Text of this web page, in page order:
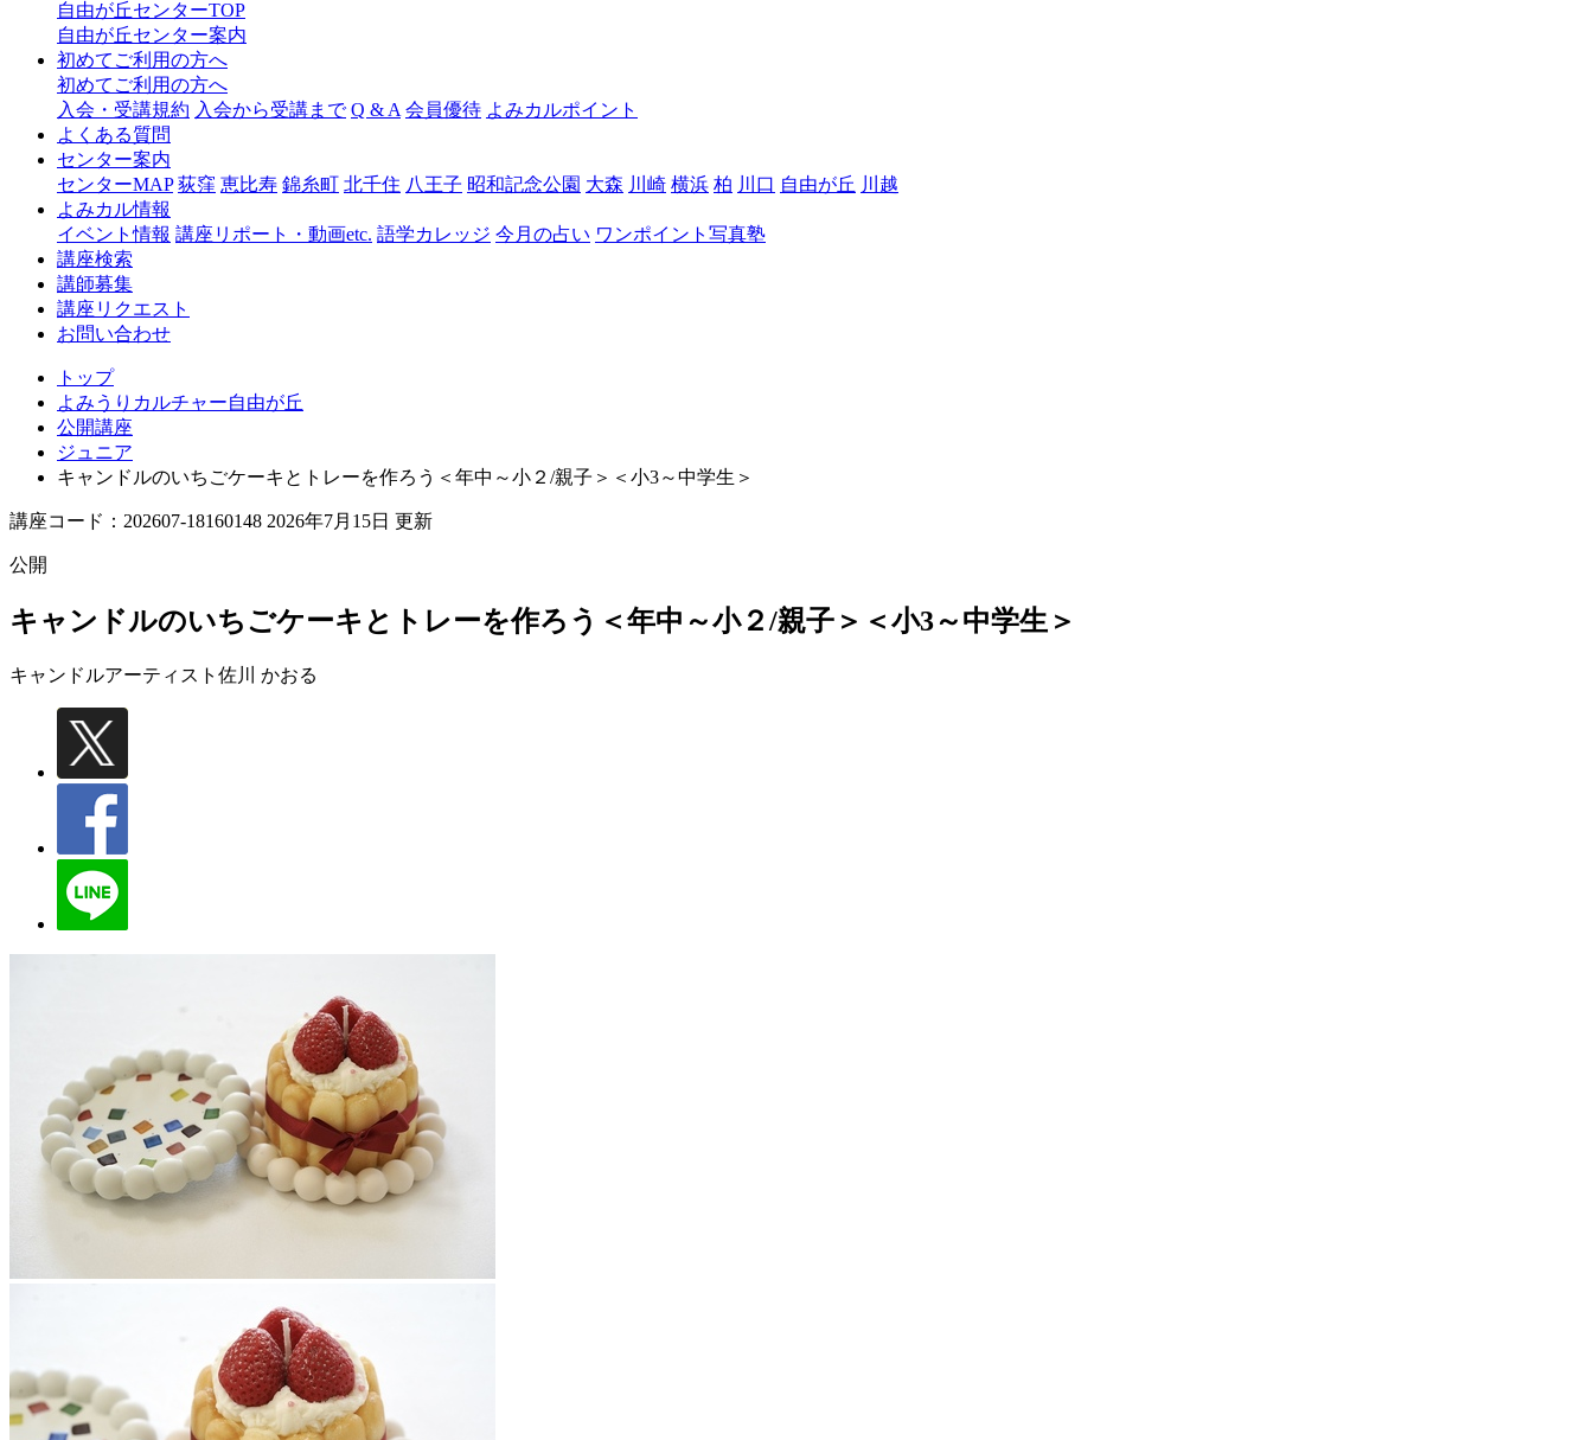
ャ
自
由
自由が丘センターTOP
自由が丘センター案内
初めてご利用の方へ
初めてご利用の方へ
入会・受講規約 入会から受講まで Q & A 会員優待 よみカルポイント
よくある質問
センター案内
センターMAP 荻窪 恵比寿 錦糸町 北千住 八王子 昭和記念公園 大森 川崎 横浜 柏 川口 自由が丘 川越
よみカル情報
イベント情報 講座リポート・動画etc. 語学カレッジ 今月の占い ワンポイント写真塾
講座検索
講師募集
講座リクエスト
お問い合わせ
トップ
よみうりカルチャー自由が丘
公開講座
ジュニア
キャンドルのいちごケーキとトレーを作ろう＜年中～小２/親子＞＜小3～中学生＞
講座コード：202607-18160148 2026年7月15日 更新
公開
キャンドルのいちごケーキとトレーを作ろう＜年中～小２/親子＞＜小3～中学生＞
キャンドルアーティスト 佐川 かおる